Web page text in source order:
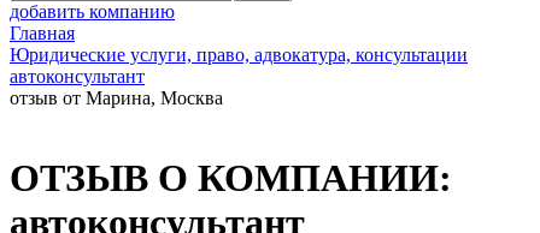
добавить компанию
Главная
Юридические услуги, право, адвокатура, консультации
автоконсультант
отзыв от Марина, Москва
ОТЗЫВ О КОМПАНИИ:
автоконсультант